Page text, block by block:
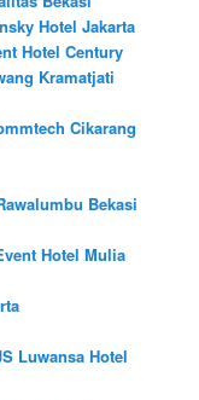
Hotel Jakarta
Hotel Century
Kramatjati
Cikarang
Bekasi
Hotel Mulia
Luwansa Hotel